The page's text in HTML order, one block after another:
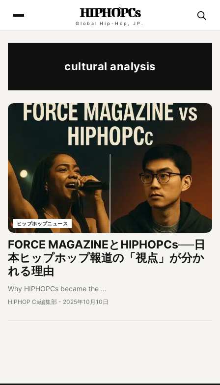
HIPHOPCs
Global Hip-Hop, JP.
cultural analysis
ヒップホップニュース
FORCE MAGAZINEとHIPHOPCs──日
本ヒップホップ報道の「視点」が分か
れる理由
Why HIPHOPCs became the …
HIPHOP Cs編集部 - 2025年10月10日